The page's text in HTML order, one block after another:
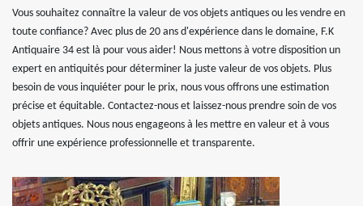
Vous souhaitez connaître la valeur de vos objets antiques ou les vendre en
toute confiance? Avec plus de 20 ans d'expérience dans le domaine, F.K
Antiquaire 34 est là pour vous aider! Nous mettons à votre disposition un
expert en antiquités pour déterminer la juste valeur de vos objets. Plus
besoin de vous inquiéter pour le prix, nous vous offrons une estimation
précise et équitable. Contactez-nous et laissez-nous prendre soin de vos
objets antiques. Nous nous engageons à les mettre en valeur et à vous
offrir une expérience professionnelle et transparente.